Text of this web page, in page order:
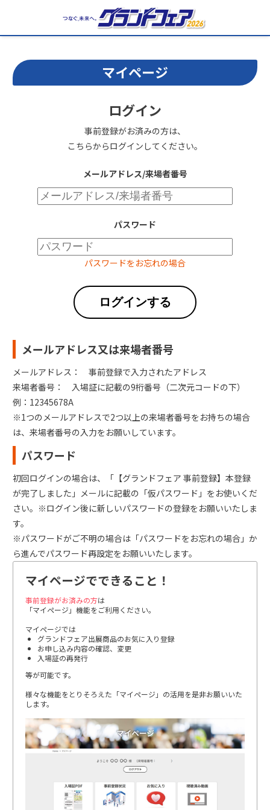
マイページ
ログイン
事前登録がお済みの方は、
こちらからログインしてください。
メールアドレス/来場者番号
パスワード
パスワードをお忘れの場合
ログインする
メールアドレス又は来場者番号
メールアドレス： 事前登録で入力されたアドレス
来場者番号： 入場証に記載の9桁番号（二次元コードの下）
例：12345678A
※1つのメールアドレスで2つ以上の来場者番号をお持ちの場合
は、来場者番号の入力をお願いしています。
パスワード
初回ログインの場合は、「【グランドフェア 事前登録】本登録
が完了しました」メールに記載の「仮パスワード」をお使いくだ
さい。※ログイン後に新しいパスワードの登録をお願いいたしま
す。
※パスワードがご不明の場合は「パスワードをお忘れの場合」か
ら進んでパスワード再設定をお願いいたします。
マイページでできること！
事前登録がお済みの方は
「マイページ」機能をご利用ください。
マイページでは
グランドフェア出展商品のお気に入り登録
お申し込み内容の確認、変更
入場証の再発行
等が可能です。
様々な機能をとりそろえた「マイページ」の活用を是非お願いいた
します。